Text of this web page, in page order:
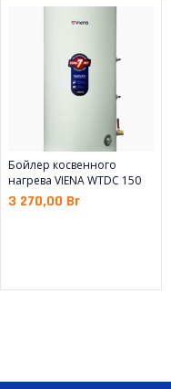
Бойлер косвенного
нагрева VIENA WTDC 150
3 270,00 Br